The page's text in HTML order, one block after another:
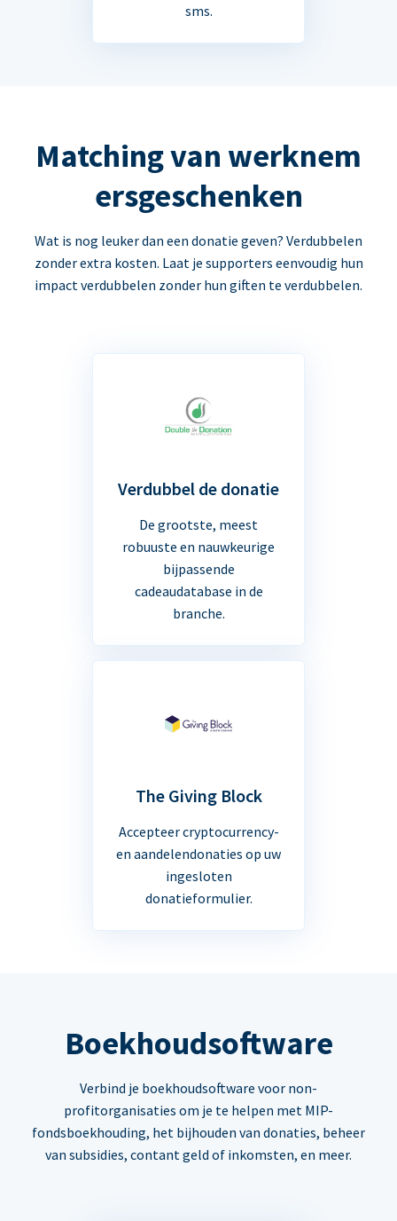
sms.
Matching van werknem
ersgeschenken
Wat is nog leuker dan een donatie geven? Verdubbelen
zonder extra kosten. Laat je supporters eenvoudig hun
impact verdubbelen zonder hun giften te verdubbelen.
Verdubbel de donatie
De grootste, meest
robuuste en nauwkeurige
bijpassende
cadeaudatabase in de
branche.
The Giving Block
Accepteer cryptocurrency-
en aandelendonaties op uw
ingesloten
donatieformulier.
Boekhoudsoftware
Verbind je boekhoudsoftware voor non-
profitorganisaties om je te helpen met MIP-
fondsboekhouding, het bijhouden van donaties, beheer
van subsidies, contant geld of inkomsten, en meer.